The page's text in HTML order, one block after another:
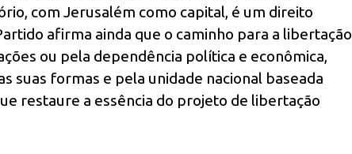
com Jerusalém como capital, é um direito
afirma ainda que o caminho para a libertação
ou pela dependência política e econômica,
suas formas e pela unidade nacional baseada
restaure a essência do projeto de libertação